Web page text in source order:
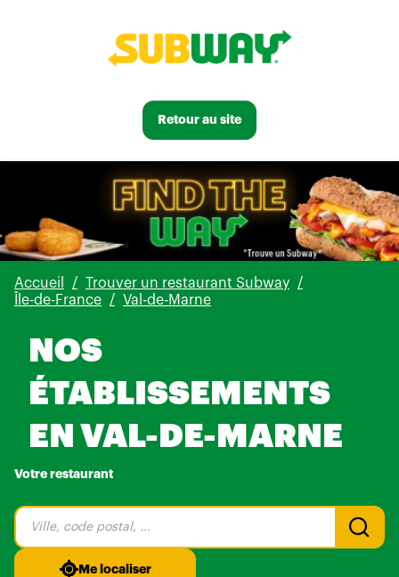
Retour au site
Accueil
Trouver un restaurant Subway
Île-de-France
Val-de-Marne
NOS
ÉTABLISSEMENTS
EN VAL-DE-MARNE
Votre restaurant
Veuillez
renseigner
une
adresse
Me localiser